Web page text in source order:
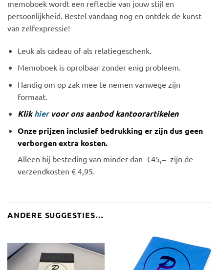
memoboek wordt een reflectie van jouw stijl en
persoonlijkheid. Bestel vandaag nog en ontdek de kunst
van zelfexpressie!
Leuk als cadeau of als relatiegeschenk.
Memoboek is oprolbaar zonder enig probleem.
Handig om op zak mee te nemen vanwege zijn
formaat.
Klikhiervoor ons aanbod kantoorartikelen
Onze prijzen inclusief bedrukking er zijn dus geen
verborgen extra kosten.
Alleen bij besteding van minder dan €45,= zijn de
verzendkosten € 4,95.
ANDERE SUGGESTIES…